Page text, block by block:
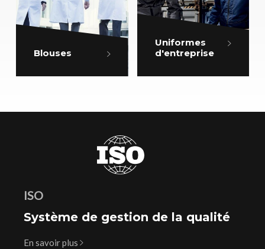
Blouses
Uniformes
d'entreprise
ISO
Système de gestion de la qualité
En savoir plus